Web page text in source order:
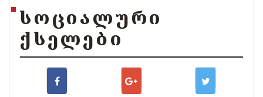
ᲡᲝᲪᲘᲐᲚᲣᲠᲘ
ᲥᲡᲔᲚᲔᲑᲘ